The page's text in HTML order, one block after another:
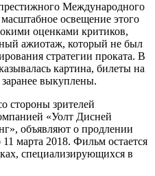
Международного
освещение этого
оценками критиков,
ажиотаж, который не был
стратегии проката. В
картина, билеты на
выкуплены.
стороны зрителей
«Уолт Дисней
объявляют о продлении
марта 2018. Фильм остается
специализирующихся в